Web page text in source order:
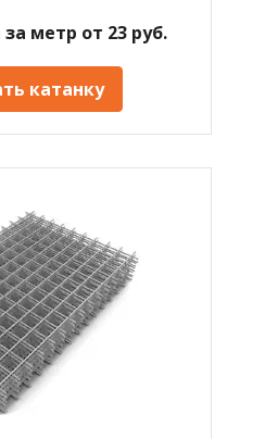
метр от 23 руб.
катанку